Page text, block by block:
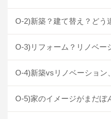
O-2)新築？建て替え？どう
O-3)リフォーム？リノベー
O-4)新築vsリノベーション
O-5)家のイメージがまだぼ